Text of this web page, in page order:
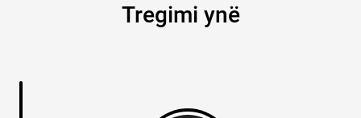
Tregimi ynë